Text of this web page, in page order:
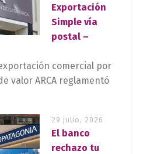
Exportación
Simple vía
postal –
comercial por
valor ARCA reglamentó
29 julio, 2026
El banco
rechazo tu